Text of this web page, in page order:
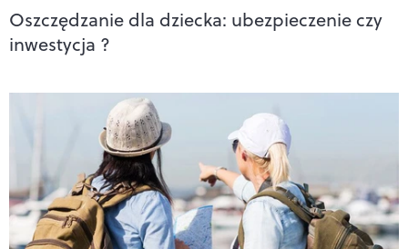
Oszczędzanie dla dziecka: ubezpieczenie czy
inwestycja ?